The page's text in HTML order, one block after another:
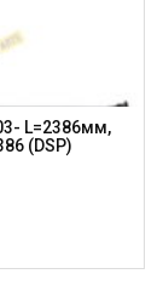
L=2386мм,
(DSP)